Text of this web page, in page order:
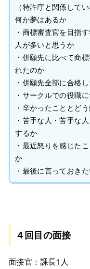
（特許庁と関係して
何か夢はあるか
・商標審査官を目指
人が多いと思うか
・併願先に比べて商
れたのか
・併願先全部に合格
・サークルでの役職
・辛かったこととど
・苦手な人・苦手な
するか
・最近怒りを感じた
か
・最後に言っておき
４回目の面接
面接官：課長1人